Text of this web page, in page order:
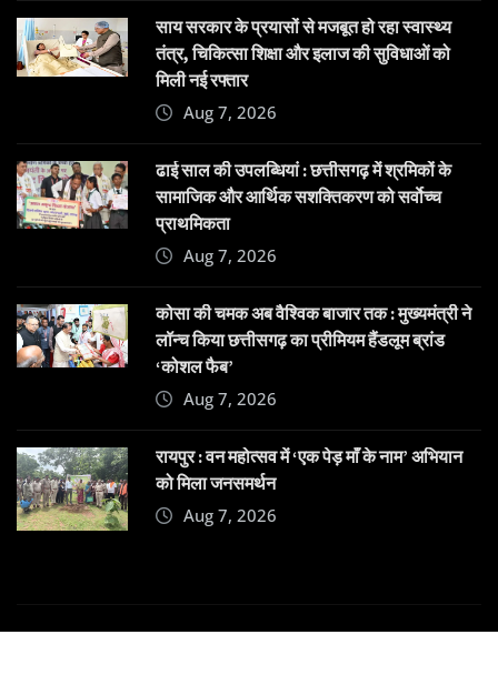
साय सरकार के प्रयासों से मजबूत हो रहा स्वास्थ्य
तंत्र, चिकित्सा शिक्षा और इलाज की सुविधाओं को
मिली नई रफ्तार
Aug 7, 2026
ढाई साल की उपलब्धियां : छत्तीसगढ़ में श्रमिकों के
सामाजिक और आर्थिक सशक्तिकरण को सर्वाेच्च
प्राथमिकता
Aug 7, 2026
कोसा की चमक अब वैश्विक बाजार तक : मुख्यमंत्री ने
लॉन्च किया छत्तीसगढ़ का प्रीमियम हैंडलूम ब्रांड
‘कोशल फैब’
Aug 7, 2026
रायपुर : वन महोत्सव में ‘एक पेड़ माँ के नाम’ अभियान
को मिला जनसमर्थन
Aug 7, 2026